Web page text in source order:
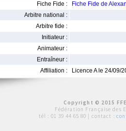
Fiche Fide :
Fiche Fide de
Arbitre national :
Arbitre fide :
Initiateur :
Animateur :
Entraîneur :
Affiliation :
Licence A le 24/09/
Copyright © 2015
Fédération Française des
tél : 01 39 44 65 80 | contact :